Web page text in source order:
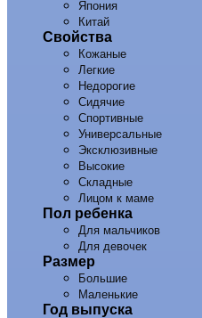
Япония
Китай
Свойства
Кожаные
Легкие
Недорогие
Сидячие
Спортивные
Универсальные
Эксклюзивные
Высокие
Складные
Лицом к маме
Пол ребенка
Для мальчиков
Для девочек
Размер
Большие
Маленькие
Год выпуска